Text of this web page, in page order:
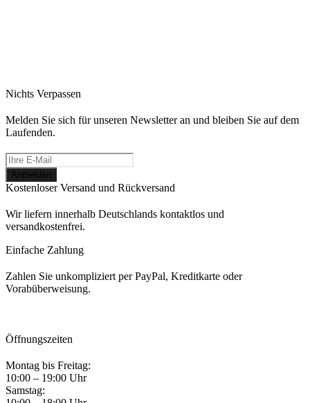
Nichts Verpassen
Melden Sie sich für unseren Newsletter an und bleiben Sie auf dem
Laufenden.
Kostenloser Versand und Rückversand
Wir liefern innerhalb Deutschlands kontaktlos und
versandkostenfrei.
Einfache Zahlung
Zahlen Sie unkompliziert per PayPal, Kreditkarte oder
Vorabüberweisung.
Öffnungszeiten
Montag bis Freitag:
10:00 – 19:00 Uhr
Samstag: